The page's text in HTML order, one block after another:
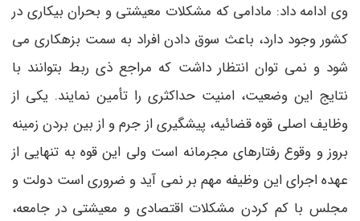
وی ادامه داد: مادامی که مشکلات معیشتی و بحران بیکاری در
کشور وجود دارد، باعث سوق دادن افراد به سمت بزهکاری می
شود و نمی توان انتظار داشت که مراجع ذی ربط بتوانند با
نتایج این وضعیت، امنیت حداکثری را تأمین نمایند. یکی از
وظایف اصلی قوه قضائیه، پیشگیری از جرم و از بین بردن زمینه
بروز و وقوع رفتارهای مجرمانه است ولی این قوه به تنهایی از
عهده اجرای این وظیفه مهم بر نمی آید و ضروری است دولت و
مجلس با کم کردن مشکلات اقتصادی و معیشتی در جامعه،